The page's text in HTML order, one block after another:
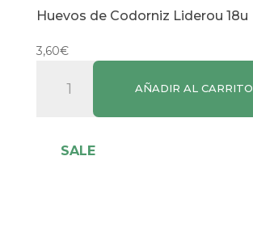
Huevos de Codorniz Liderou 18u
3,60€
Codorniz
AÑADIR AL CARRITO
SALE